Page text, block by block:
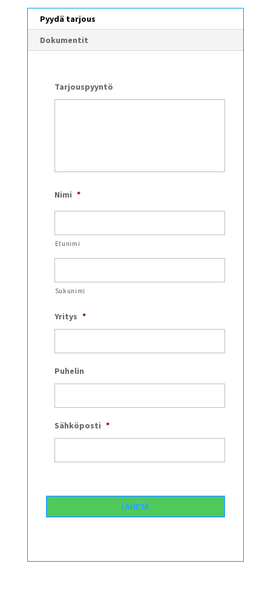
Pyydä tarjous
Dokumentit
Tarjouspyyntö
Nimi *
Etunimi
Sukunimi
Yritys *
Puhelin
Sähköposti *